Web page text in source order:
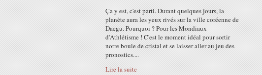
Ça y est, c'est parti. Durant quelques jours, la
planète aura les yeux rivés sur la ville coréenne de
Daegu. Pourquoi ? Pour les Mondiaux
d'Athlétisme ! C'est le moment idéal pour sortir
notre boule de cristal et se laisser aller au jeu des
pronostics....
Lire la suite